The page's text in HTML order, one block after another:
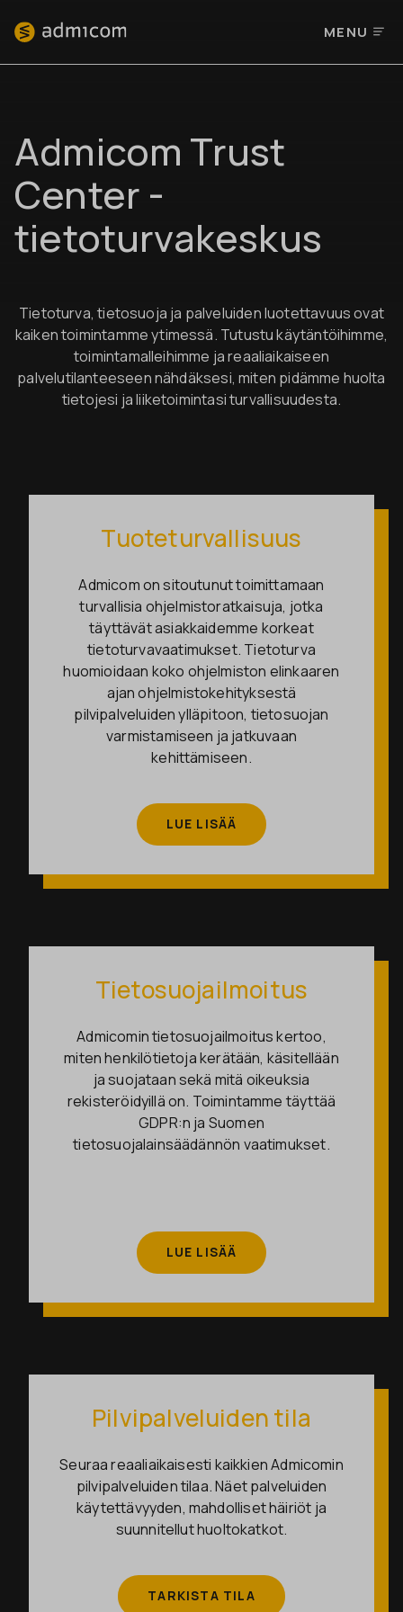
MENU
Admicom Trust
Center -
tietoturvakeskus
Tietoturva, tietosuoja ja palveluiden luotettavuus ovat
kaiken toimintamme ytimessä. Tutustu käytäntöihimme,
toimintamalleihimme ja reaaliaikaiseen
palvelutilanteeseen nähdäksesi, miten pidämme huolta
tietojesi ja liiketoimintasi turvallisuudesta.
Tuoteturvallisuus
Admicom on sitoutunut toimittamaan
turvallisia ohjelmistoratkaisuja, jotka
täyttävät asiakkaidemme korkeat
tietoturvavaatimukset. Tietoturva
huomioidaan koko ohjelmiston elinkaaren
ajan ohjelmistokehityksestä
pilvipalveluiden ylläpitoon, tietosuojan
varmistamiseen ja jatkuvaan
kehittämiseen.
LUE LISÄÄ
Tietosuojailmoitus
Admicomin tietosuojailmoitus kertoo,
miten henkilötietoja kerätään, käsitellään
ja suojataan sekä mitä oikeuksia
rekisteröidyillä on. Toimintamme täyttää
GDPR:n ja Suomen
tietosuojalainsäädännön vaatimukset.
LUE LISÄÄ
Pilvipalveluiden tila
Seuraa reaaliaikaisesti kaikkien Admicomin
pilvipalveluiden tilaa. Näet palveluiden
käytettävyyden, mahdolliset häiriöt ja
suunnitellut huoltokatkot.
TARKISTA TILA